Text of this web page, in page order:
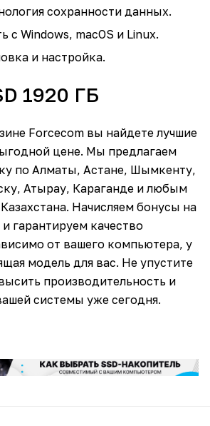
сохранности данных.
с Windows, macOS и Linux.
и настройка.
1920 ГБ
Forcecom вы найдете лучшие
цене. Мы предлагаем
по Алматы, Астане, Шымкенту,
Атырау, Караганде и любым
Начисляем бонусы на
гарантируем качество
от вашего компьютера, у
модель для вас. Не упустите
производительность и
системы уже сегодня.